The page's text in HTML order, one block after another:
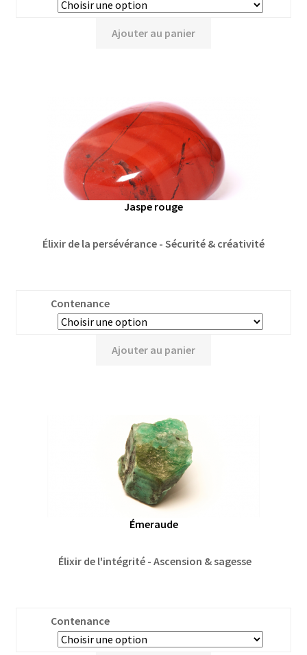
Ajouter au panier
Jaspe rouge
Élixir de la persévérance - Sécurité & créativité
Contenance
Ajouter au panier
Émeraude
Élixir de l'intégrité - Ascension & sagesse
Contenance